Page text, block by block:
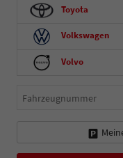
Toyota
Volkswagen
Volvo
Fahrzeugnummer